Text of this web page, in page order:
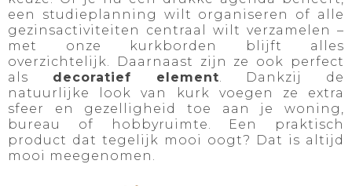
een studieplanning wilt organiseren of alle
gezinsactiviteiten centraal wilt verzamelen –
met onze kurkborden blijft alles
overzichtelijk. Daarnaast zijn ze ook perfect
als decoratief element. Dankzij de
natuurlijke look van kurk voegen ze extra
sfeer en gezelligheid toe aan je woning,
bureau of hobbyruimte. Een praktisch
product dat tegelijk mooi oogt? Dat is altijd
mooi meegenomen.